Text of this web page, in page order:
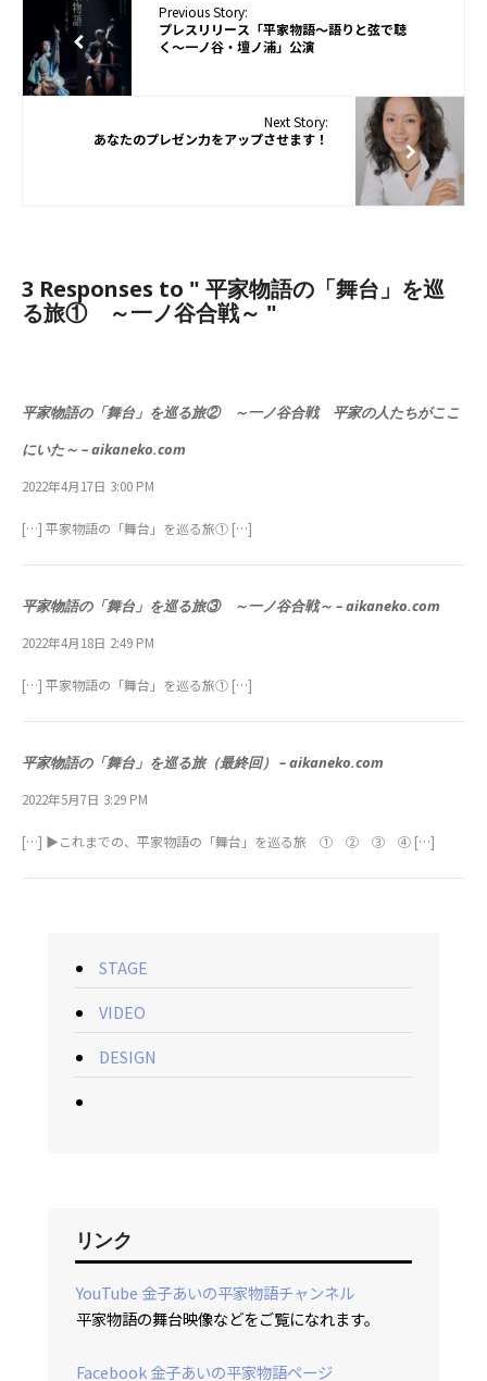
Previous Story:
プレスリリース「平家物語〜語りと弦で聴
く〜一ノ谷・壇ノ浦」公演
Next Story:
あなたのプレゼン力をアップさせます！
3 Responses to " 平家物語の「舞台」を巡
る旅① ～一ノ谷合戦～ "
平家物語の「舞台」を巡る旅② ～一ノ谷合戦 平家の人たちがここ
にいた～ – aikaneko.com
2022年4月17日 3:00 PM
[…] 平家物語の「舞台」を巡る旅① […]
平家物語の「舞台」を巡る旅③ ～一ノ谷合戦～ – aikaneko.com
2022年4月18日 2:49 PM
[…] 平家物語の「舞台」を巡る旅① […]
平家物語の「舞台」を巡る旅（最終回） – aikaneko.com
2022年5月7日 3:29 PM
[…] ▶これまでの、平家物語の「舞台」を巡る旅 ① ② ③ ④ […]
STAGE
VIDEO
DESIGN
リンク
YouTube 金子あいの平家物語チャンネル
平家物語の舞台映像などをご覧になれます。
Facebook 金子あいの平家物語ページ